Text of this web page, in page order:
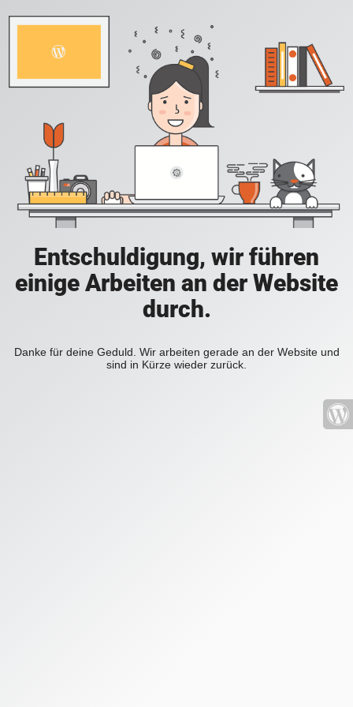
Entschuldigung, wir führen
einige Arbeiten an der Website
durch.
Danke für deine Geduld. Wir arbeiten gerade an der Website und
sind in Kürze wieder zurück.